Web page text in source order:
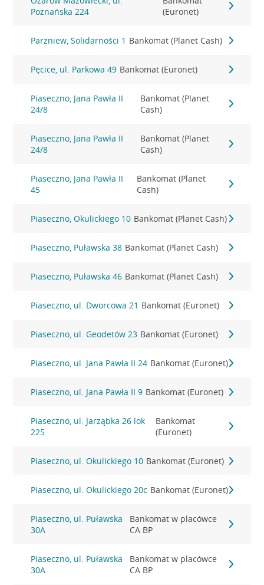
Poznańska 224
(Euronet)
Parzniew, Solidarności 1 Bankomat (Planet Cash)
Pęcice, ul. Parkowa 49 Bankomat (Euronet)
Piaseczno, Jana Pawła II
24/8
Bankomat (Planet
Cash)
Piaseczno, Jana Pawła II
24/8
Bankomat (Planet
Cash)
Piaseczno, Jana Pawła II
45
Bankomat (Planet
Cash)
Piaseczno, Okulickiego 10 Bankomat (Planet Cash)
Piaseczno, Puławska 38 Bankomat (Planet Cash)
Piaseczno, Puławska 46 Bankomat (Planet Cash)
Piaseczno, ul. Dworcowa 21 Bankomat (Euronet)
Piaseczno, ul. Geodetów 23 Bankomat (Euronet)
Piaseczno, ul. Jana Pawła II 24 Bankomat (Euronet)
Piaseczno, ul. Jana Pawła II 9 Bankomat (Euronet)
Piaseczno, ul. Jarząbka 26 lok
225
Bankomat
(Euronet)
Piaseczno, ul. Okulickiego 10 Bankomat (Euronet)
Piaseczno, ul. Okulickiego 20c Bankomat (Euronet)
Piaseczno, ul. Puławska
30A
Bankomat w placówce
CA BP
Piaseczno, ul. Puławska
30A
Bankomat w placówce
CA BP